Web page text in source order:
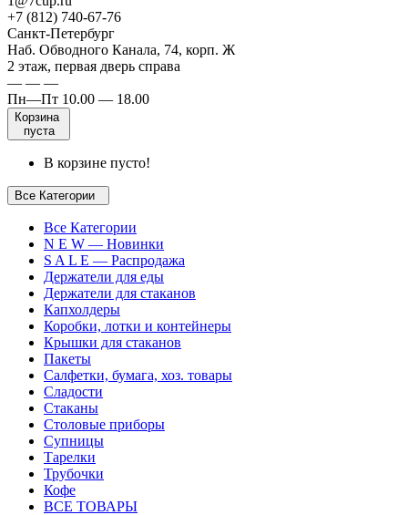
+7 (812) 740-67-76
Санкт-Петербург
Наб. Обводного Канала, 74, корп. Ж
2 этаж, первая дверь справа
— — —
Пн—Пт 10.00 — 18.00
Корзина
пуста
В корзине пусто!
Все Категории
Все Категории
N E W — Новинки
S A L E — Распродажа
Держатели для еды
Держатели для стаканов
Капхолдеры
Коробки, лотки и контейнеры
Крышки для стаканов
Пакеты
Салфетки, бумага, хоз. товары
Сладости
Стаканы
Столовые приборы
Супницы
Тарелки
Трубочки
Кофе
ВСЕ ТОВАРЫ